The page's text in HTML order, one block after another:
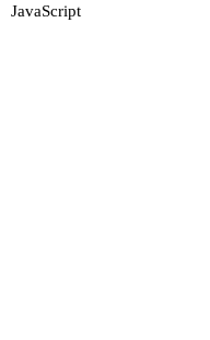
JavaScript